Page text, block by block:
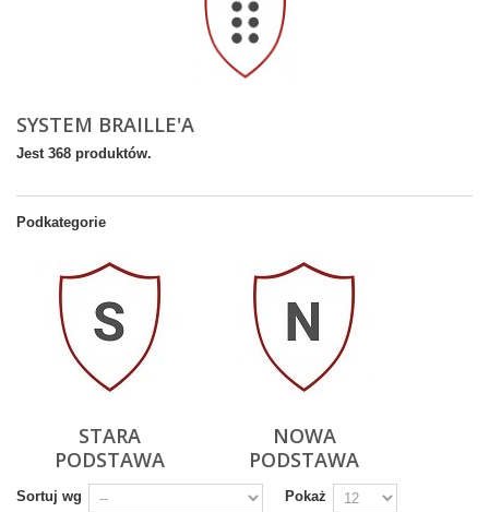
SYSTEM BRAILLE'A
Jest 368 produktów.
Podkategorie
STARA
PODSTAWA
NOWA
PODSTAWA
Sortuj wg
Pokaż